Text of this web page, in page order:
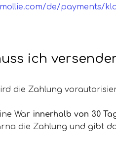
de/payments/
ich
die Zahlung
War innerhalb von 30
die Zahlung und gibt